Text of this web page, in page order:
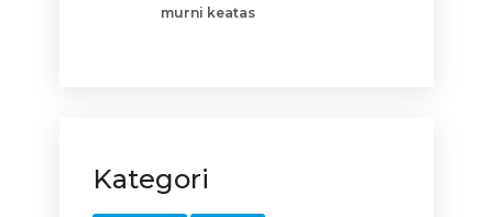
murni keatas
Kategori